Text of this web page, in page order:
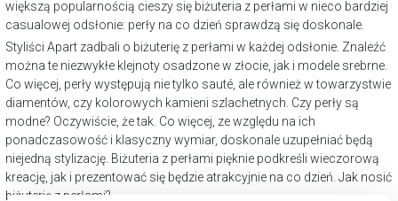
większą popularnością cieszy się biżuteria z perłami w nieco bardziej
casualowej odsłonie: perły na co dzień sprawdzą się doskonale.
Styliści Apart zadbali o biżuterię z perłami w każdej odsłonie. Znaleźć
można te niezwykłe klejnoty osadzone w złocie, jak i modele srebrne.
Co więcej, perły występują nie tylko sauté, ale również w towarzystwie
diamentów , czy kolorowych kamieni szlachetnych. Czy perły są
modne? Oczywiście, że tak. Co więcej, ze względu na ich
ponadczasowość i klasyczny wymiar, doskonale uzupełniać będą
niejedną stylizację. Biżuteria z perłami pięknie podkreśli wieczorową
kreację, jak i prezentować się będzie atrakcyjnie na co dzień. Jak nosić
biżuterię z perłami?